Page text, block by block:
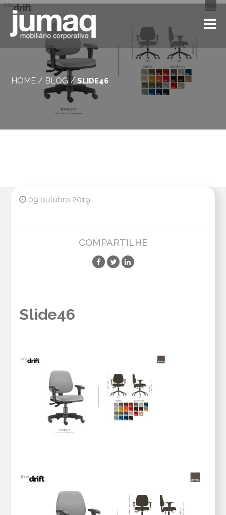
HOME / BLOG /SLIDE46
09 outubro 2019
COMPARTILHE
Slide46